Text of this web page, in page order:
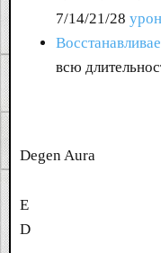
7/14/21/28
всю
Degen Aura
E
D